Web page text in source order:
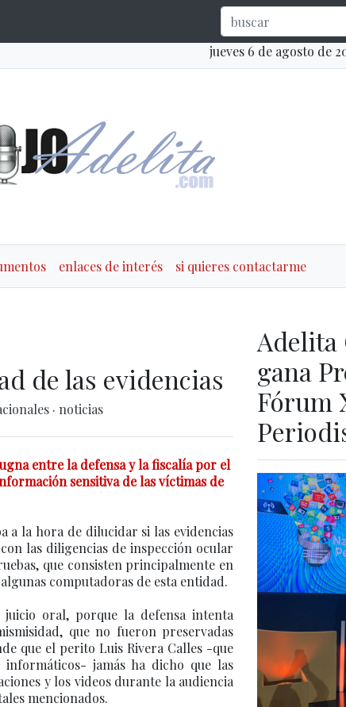
jueves 6 de agosto de
enlaces de interés si quieres contactarme
de las evidencias
· noticias
entre la defensa y la fiscalía por el
sensitiva de las víctimas de
a la hora de dilucidar si las evidencias
las diligencias de inspección ocular
que consisten principalmente en
computadoras de esta entidad.
oral, porque la defensa intenta
que no fueron preservadas
que el perito Luis Rivera Calles -que
jamás ha dicho que las
y los videos durante la audiencia
mencionados.
Adelita
gana
Fórum